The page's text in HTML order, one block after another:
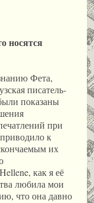
носятся
Фета,
писатель­
показаны
при
к
их
как я её
любила мои
что она давно